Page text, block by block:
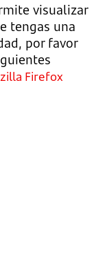
visualizar
tengas una
por favor
Firefox